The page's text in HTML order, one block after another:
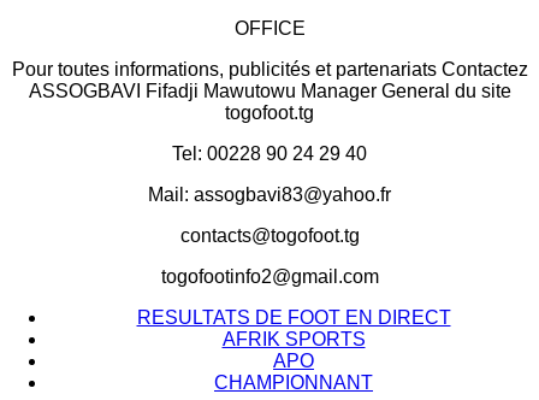
OFFICE
Pour toutes informations, publicités et partenariats Contactez
ASSOGBAVI Fifadji Mawutowu Manager General du site
togofoot.tg
Tel: 00228 90 24 29 40
Mail: assogbavi83@yahoo.fr
contacts@togofoot.tg
togofootinfo2@gmail.com
RESULTATS DE FOOT EN DIRECT
AFRIK SPORTS
APO
CHAMPIONNANT